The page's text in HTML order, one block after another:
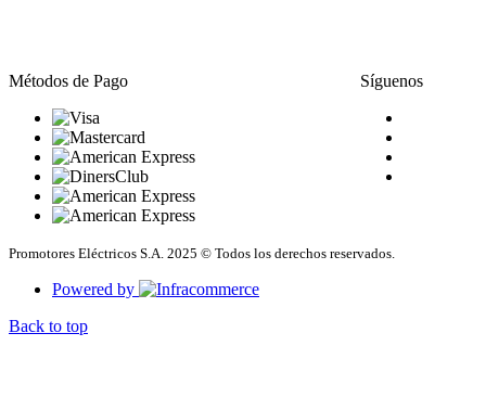
Métodos de Pago Síguenos
Promotores Eléctricos S.A. 2025 © Todos los derechos reservados.
Powered by
Back to top